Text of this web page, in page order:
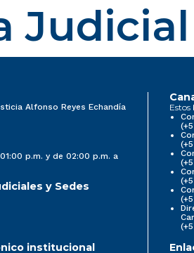
Judicial
Alfonso Reyes Echandía
p.m. y de 02:00 p.m. a
y Sedes
Estos
institucional